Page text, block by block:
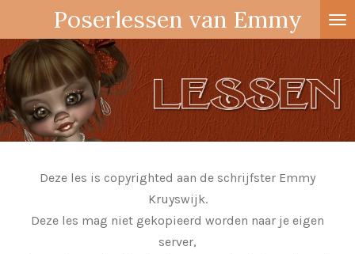
direct
naar
de
hoofdinhoud
Poserlessen van Emmy
Deze les is copyrighted aan de schrijfster Emmy
Kruyswijk.
Deze les mag niet gekopieerd worden naar je eigen
server,